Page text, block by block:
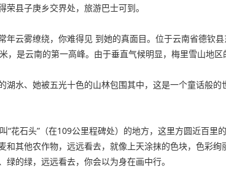
县子庚乡交界处，旅游巴士可到。
云雾缭绕，你难得见 到她的真面目。位于云南省德钦
，是云南的第一高峰。由于垂直气候明显，梅里雪山地
水、她被五光十色的山林包围其中，这是一个童话般
花石头”（在109公里程碑处）的地方，这里方圆近百
其他农作物，远远看去，就像上天涂抹的色块，色彩
的绿，远远看去，你会以为身在画中行。